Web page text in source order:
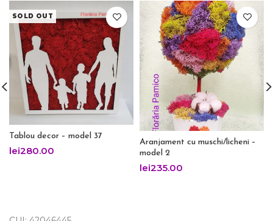
SOLD OUT
Tablou decor – model 37
lei280.00
Aranjament cu muschi/licheni –
model 2
lei235.00